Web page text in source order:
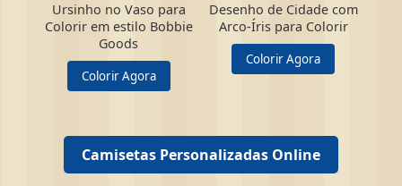
Ursinho no Vaso para
Colorir em estilo Bobbie
Goods
Colorir Agora
Desenho de Cidade com
Arco-Íris para Colorir
Colorir Agora
Camisetas Personalizadas Online